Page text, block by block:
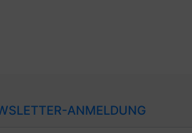
ANMELDUNG